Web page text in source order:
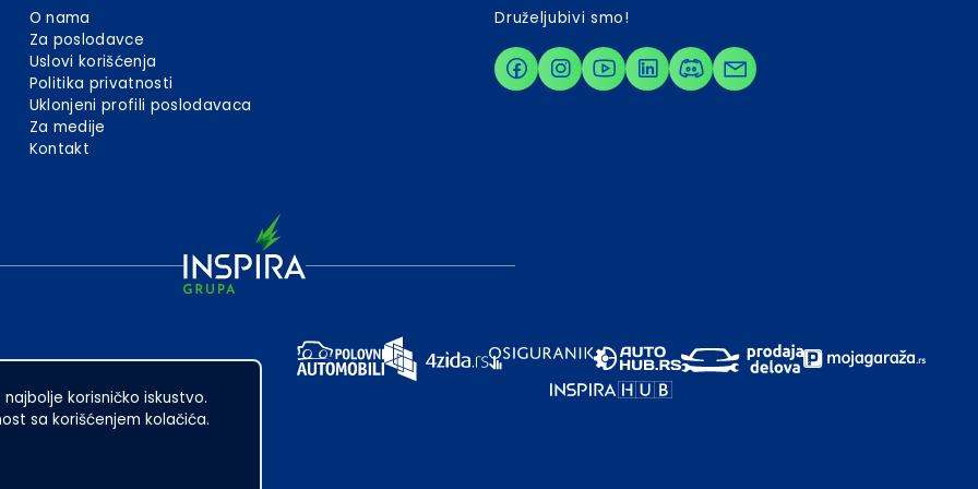
korisničko iskustvo.
sa korišćenjem kolačića.
O nama
Za poslodavce
Uslovi korišćenja
Politika privatnosti
Uklonjeni profili poslodavaca
Za medije
Kontakt
Druželjubivi smo!